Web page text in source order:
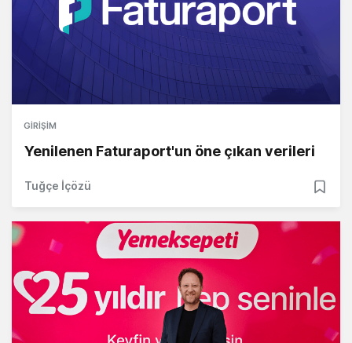
GIRIŞIM
Yenilenen Faturaport'un öne çıkan verileri
Tuğçe İçözü